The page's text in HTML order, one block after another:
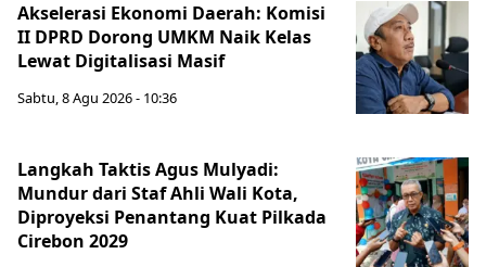
Akselerasi Ekonomi Daerah: Komisi
II DPRD Dorong UMKM Naik Kelas
Lewat Digitalisasi Masif
Sabtu, 8 Agu 2026 - 10:36
Langkah Taktis Agus Mulyadi:
Mundur dari Staf Ahli Wali Kota,
Diproyeksi Penantang Kuat Pilkada
Cirebon 2029